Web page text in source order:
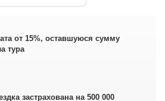
от 15%, оставшуюся сумму
тура
застрахована на 500 000